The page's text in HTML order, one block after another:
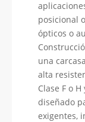
posicional
ópticos o
una
alta
Clase F o
diseñado
exigentes,